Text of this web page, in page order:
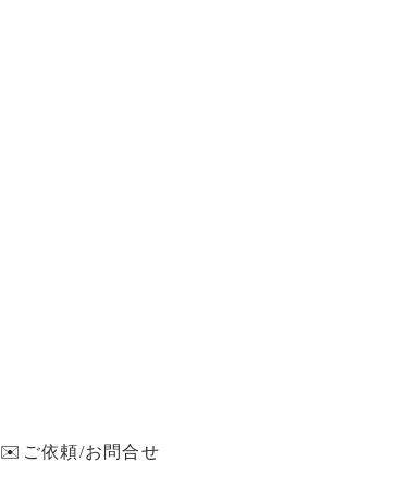
✉️ご依頼/お問合せ